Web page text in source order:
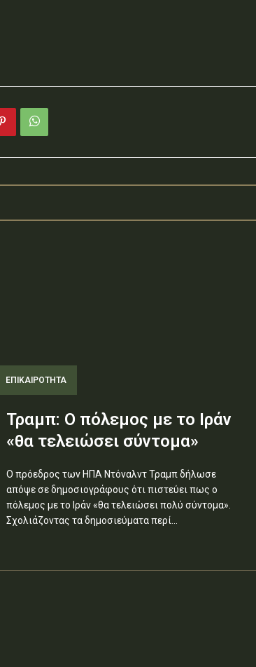
ΕΠΙΚΑΙΡΟΤΗΤΑ
Τραμπ: Ο πόλεμος με το Ιράν
«θα τελειώσει σύντομα»
Ο πρόεδρος των ΗΠΑ Ντόναλντ Τραμπ δήλωσε
απόψε σε δημοσιογράφους ότι πιστεύει πως ο
πόλεμος με το Ιράν «θα τελειώσει πολύ σύντομα».
Σχολιάζοντας τα δημοσιεύματα περί...